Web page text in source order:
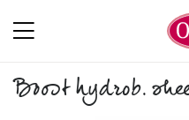
Boost hydrob.